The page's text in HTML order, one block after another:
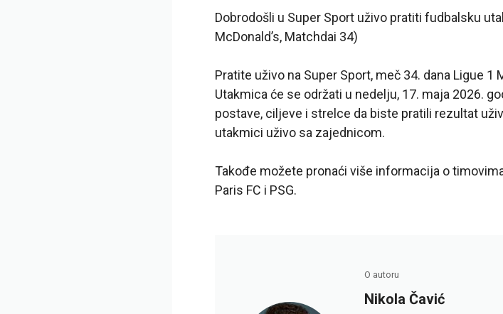
Dobrodošli u Super Sport uživo pratiti fudbalsku
McDonald’s, Matchdai 34)
Pratite uživo na Super Sport, meč 34. dana Ligue 1
Utakmica će se održati u nedelju, 17. maja 2026.
postave, ciljeve i strelce da biste pratili rezultat
utakmici uživo sa zajednicom.
Takođe možete pronaći više informacija o
Paris FC i PSG.
O autoru
Nikola Čavić